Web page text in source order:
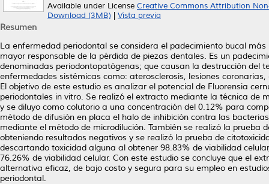
Available under License Creative Commons Attribution
Download (3MB)
Vista previa
Resumen
La enfermedad periodontal se considera el padecimiento bucal
mayor responsable de la pérdida de piezas dentales. Es un
denominadas periodontopatógenas; que causan la destrucción del
enfermedades sistémicas como: aterosclerosis, lesiones
El objetivo de este estudio es analizar el potencial de Fluorensia
periodontales in vitro. Se realizó el extracto mediante la técnica de
y se diluyo como colutorio a una concentración del 0.12% para
método de difusión en placa el halo de inhibición contra las
mediante el método de microdilución. También se realizó la
obteniendo resultados negativos y se realizó la prueba de
descartando toxicidad alguna al obtener 98.83% de viabilidad
76.26% de viabilidad celular. Con este estudio se concluye que el
alternativa eficaz, de bajo costo y segura para su empleo en
periodontal.